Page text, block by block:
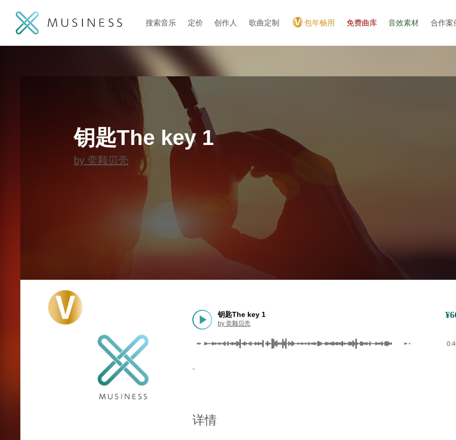
搜索音乐 定价 创作人 歌曲定制 包年畅用 免费曲库 音效素材 合作案
钥匙The key 1
by 奕颗贝壳
钥匙The key 1
by 奕颗贝壳
¥
-
详情